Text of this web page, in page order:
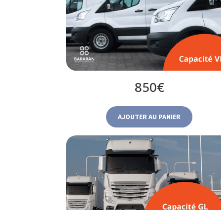
850€
AJOUTER AU PANIER